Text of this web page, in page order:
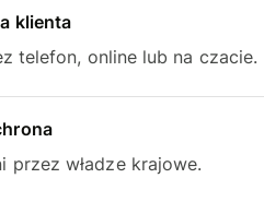
klienta
telefon, online lub na czacie.
przez władze krajowe.